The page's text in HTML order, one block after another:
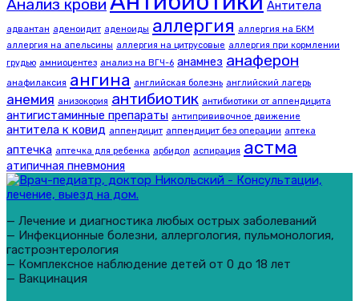
Анализ крови Антитела
адвантан аденоидит аденоиды аллергия аллергия на БКМ
аллергия на апельсины аллергия на цитрусовые аллергия при кормлении
грудью амниоцентез анализ на ВГЧ-6 анамнез анаферон
анафилаксия ангина английская болезнь английский лагерь
анемия анизокория антибиотик антибиотики от аппендицита
антигистаминные препараты антипрививочное движение
антитела к ковид аппендицит аппендицит без операции аптека
аптечка аптечка для ребенка арбидол аспирация астма
атипичная пневмония
— Лечение и диагностика любых острых заболеваний
— Инфекционные болезни, аллергология, пульмонология,
гастроэнтерология
— Комплексное наблюдение детей от 0 до 18 лет
— Вакцинация